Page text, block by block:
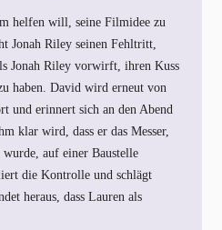
helfen will, seine Filmidee zu
Jonah Riley seinen Fehltritt,
Jonah Riley vorwirft, ihren Kuss
haben. David wird erneut von
und erinnert sich an den Abend
klar wird, dass er das Messer,
auf einer Baustelle
die Kontrolle und schlägt
heraus, dass Lauren als